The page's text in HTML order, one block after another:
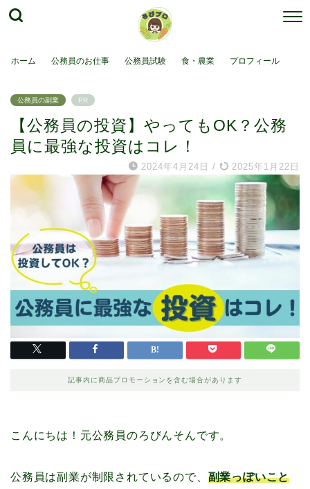
ホーム 公務員のお仕事 公務員試験 食・農業 プロフィール
公務員の副業 PR
【公務員の投資】やってもOK？公務
員に最強な投資はコレ！
2024年4月24日 / 2025年1月22日
記事内に商品プロモーションを含む場合があります
こんにちは！元公務員のろびんそんです。
公務員は副業が制限されているので、 副業っぽいこと